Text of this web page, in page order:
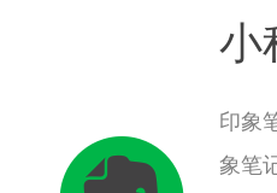
小
印象
象笔